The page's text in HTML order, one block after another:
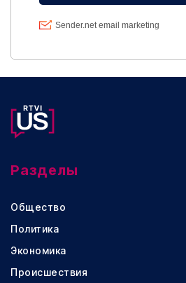
Разделы
Общество
Политика
Экономика
Происшествия